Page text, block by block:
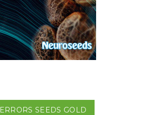
ERRORS SEEDS GOLD